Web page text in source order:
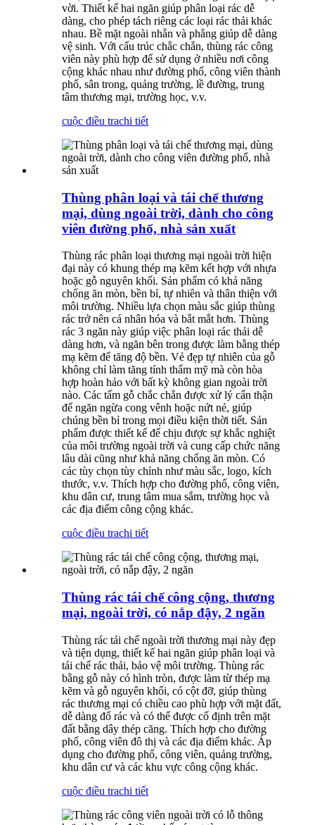
vời. Thiết kế hai ngăn giúp phân loại rác dễ
dàng, cho phép tách riêng các loại rác thải khác
nhau. Bề mặt ngoài nhẵn và phẳng giúp dễ dàng
vệ sinh. Với cấu trúc chắc chắn, thùng rác công
viên này phù hợp để sử dụng ở nhiều nơi công
cộng khác nhau như đường phố, công viên thành
phố, sân trong, quảng trường, lề đường, trung
tâm thương mại, trường học, v.v.
cuộc điều trachi tiết
Thùng phân loại và tái chế thương
mại, dùng ngoài trời, dành cho công
viên đường phố, nhà sản xuất
Thùng rác phân loại thương mại ngoài trời hiện
đại này có khung thép mạ kẽm kết hợp với nhựa
hoặc gỗ nguyên khối. Sản phẩm có khả năng
chống ăn mòn, bền bỉ, tự nhiên và thân thiện với
môi trường. Nhiều lựa chọn màu sắc giúp thùng
rác trở nên cá nhân hóa và bắt mắt hơn. Thùng
rác 3 ngăn này giúp việc phân loại rác thải dễ
dàng hơn, và ngăn bên trong được làm bằng thép
mạ kẽm để tăng độ bền. Vẻ đẹp tự nhiên của gỗ
không chỉ làm tăng tính thẩm mỹ mà còn hòa
hợp hoàn hảo với bất kỳ không gian ngoài trời
nào. Các tấm gỗ chắc chắn được xử lý cẩn thận
để ngăn ngừa cong vênh hoặc nứt nẻ, giúp
chúng bền bỉ trong mọi điều kiện thời tiết. Sản
phẩm được thiết kế để chịu được sự khắc nghiệt
của môi trường ngoài trời và cung cấp chức năng
lâu dài cũng như khả năng chống ăn mòn. Có
các tùy chọn tùy chỉnh như màu sắc, logo, kích
thước, v.v. Thích hợp cho đường phố, công viên,
khu dân cư, trung tâm mua sắm, trường học và
các địa điểm công cộng khác.
cuộc điều trachi tiết
Thùng rác tái chế công cộng, thương
mại, ngoài trời, có nắp đậy, 2 ngăn
Thùng rác tái chế ngoài trời thương mại này đẹp
và tiện dụng, thiết kế hai ngăn giúp phân loại và
tái chế rác thải, bảo vệ môi trường. Thùng rác
bằng gỗ này có hình tròn, được làm từ thép mạ
kẽm và gỗ nguyên khối, có cột đỡ, giúp thùng
rác thương mại có chiều cao phù hợp với mặt đất,
dễ dàng đổ rác và có thể được cố định trên mặt
đất bằng dây thép căng. Thích hợp cho đường
phố, công viên đô thị và các địa điểm khác. Áp
dụng cho đường phố, công viên, quảng trường,
khu dân cư và các khu vực công cộng khác.
cuộc điều trachi tiết